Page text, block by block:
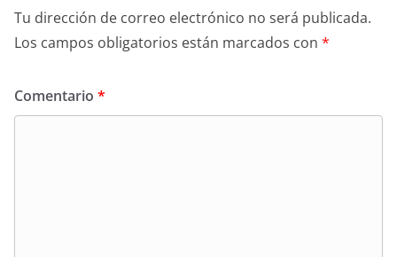
Tu dirección de correo electrónico no será publicada.
Los campos obligatorios están marcados con *
Comentario *